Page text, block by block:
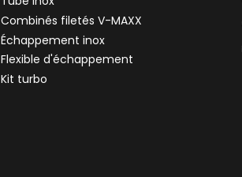
Combinés filetés V-MAXX
Échappement inox
Flexible d'échappement
Kit turbo